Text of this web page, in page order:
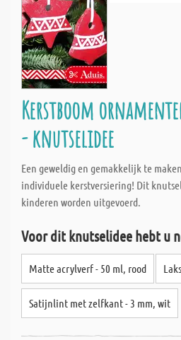
Kerstboom
- knutselidee
Een geweldig en gemakkelijk te
individuele kerstversiering! Dit
kinderen worden uitgevoerd.
Voor dit knutselidee hebt u
Matte acrylverf - 50 ml, rood
Satijnlint met zelfkant - 3 mm, wit